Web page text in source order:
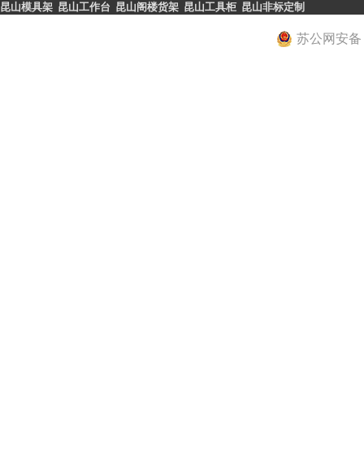
昆山模具架 昆山工作台 昆山阁楼货架 昆山工具柜 昆山非标定制
苏公网安备